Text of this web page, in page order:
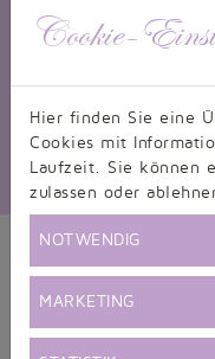
Cookie-
Hier finden Sie eine
Cookies mit
Laufzeit. Sie können
zulassen oder
NOTWENDIG
MARKETING